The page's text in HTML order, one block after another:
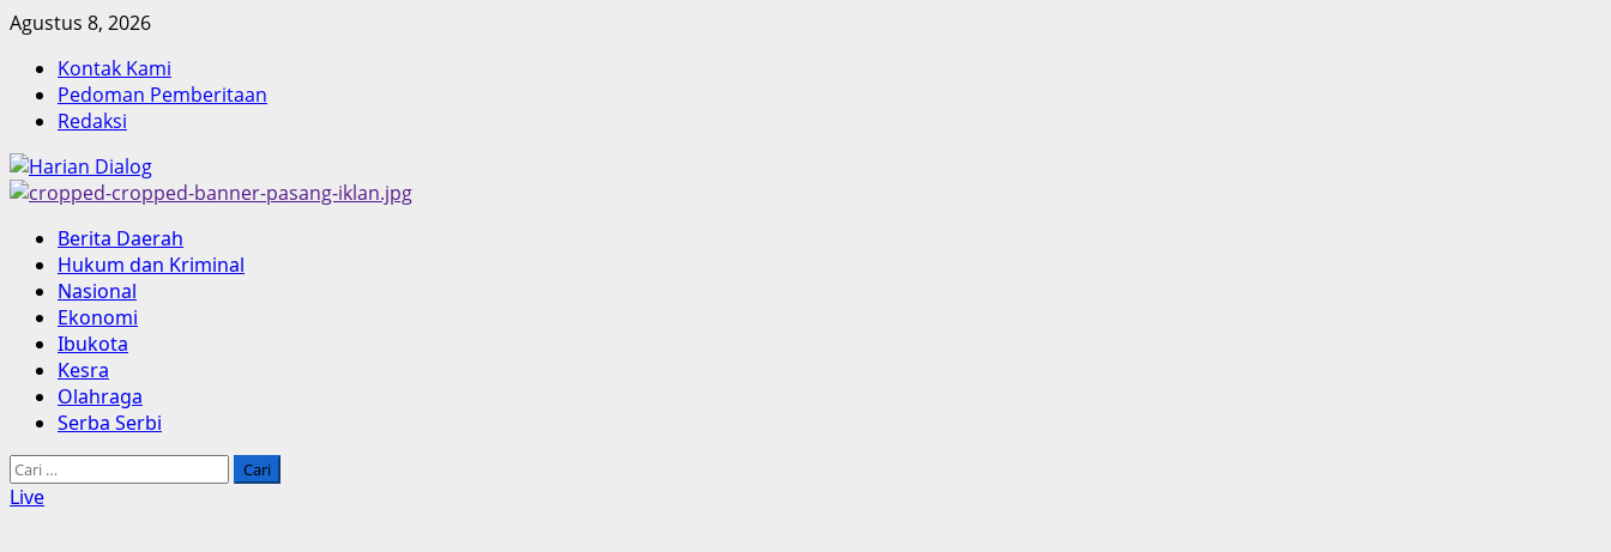
Skip
content
Agustus 8, 2026
Kontak Kami
Pedoman Pemberitaan
Redaksi
Primary
Menu
Berita Daerah
Hukum dan Kriminal
Nasional
Ekonomi
Ibukota
Kesra
Olahraga
Serba Serbi
Cari
untuk:
Live